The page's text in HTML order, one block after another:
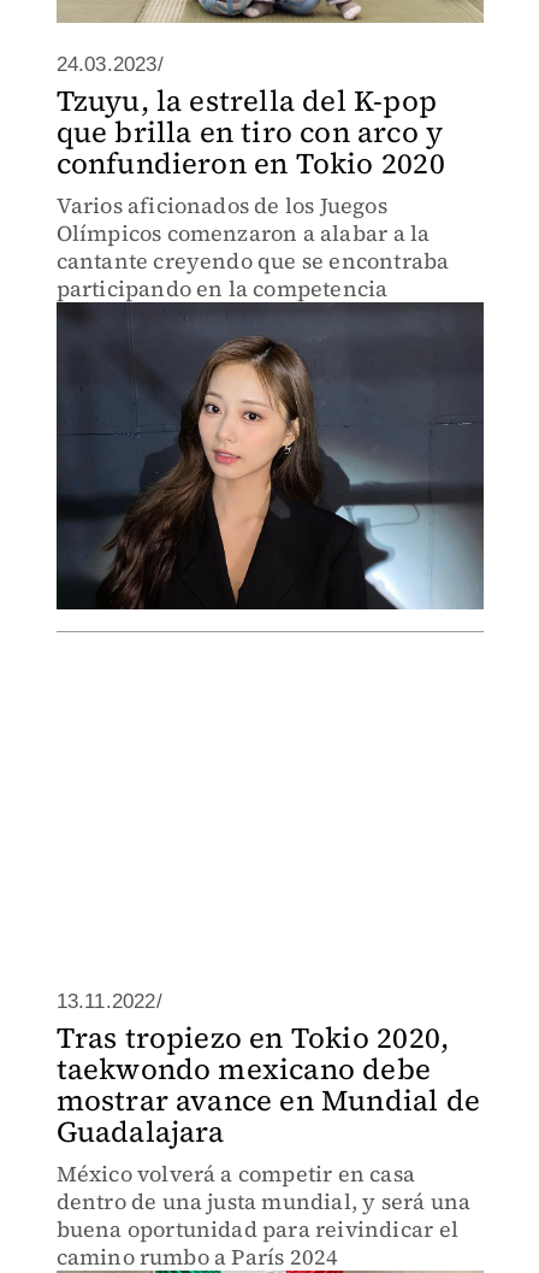
24.03.2023/
Tzuyu, la estrella del K-pop
que brilla en tiro con arco y
confundieron en Tokio 2020
Varios aficionados de los Juegos
Olímpicos comenzaron a alabar a la
cantante creyendo que se encontraba
participando en la competencia
13.11.2022/
Tras tropiezo en Tokio 2020,
taekwondo mexicano debe
mostrar avance en Mundial de
Guadalajara
México volverá a competir en casa
dentro de una justa mundial, y será una
buena oportunidad para reivindicar el
camino rumbo a París 2024